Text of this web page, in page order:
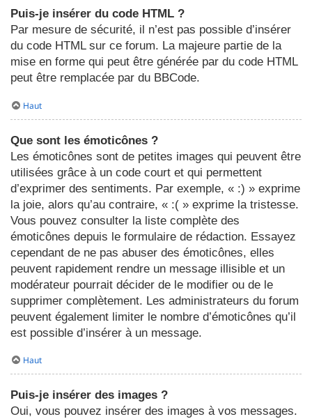
Puis-je insérer du code HTML ?
Par mesure de sécurité, il n’est pas possible d’insérer
du code HTML sur ce forum. La majeure partie de la
mise en forme qui peut être générée par du code HTML
peut être remplacée par du BBCode.
Haut
Que sont les émoticônes ?
Les émoticônes sont de petites images qui peuvent être
utilisées grâce à un code court et qui permettent
d’exprimer des sentiments. Par exemple, « :) » exprime
la joie, alors qu’au contraire, « :( » exprime la tristesse.
Vous pouvez consulter la liste complète des
émoticônes depuis le formulaire de rédaction. Essayez
cependant de ne pas abuser des émoticônes, elles
peuvent rapidement rendre un message illisible et un
modérateur pourrait décider de le modifier ou de le
supprimer complètement. Les administrateurs du forum
peuvent également limiter le nombre d’émoticônes qu’il
est possible d’insérer à un message.
Haut
Puis-je insérer des images ?
Oui, vous pouvez insérer des images à vos messages.